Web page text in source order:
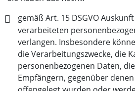
gemäß Art. 15 DSGVO
verarbeiteten
verlangen. Insbesondere
die Verarbeitungszwecke, die
personenbezogenen Daten,
Empfängern, gegenüber